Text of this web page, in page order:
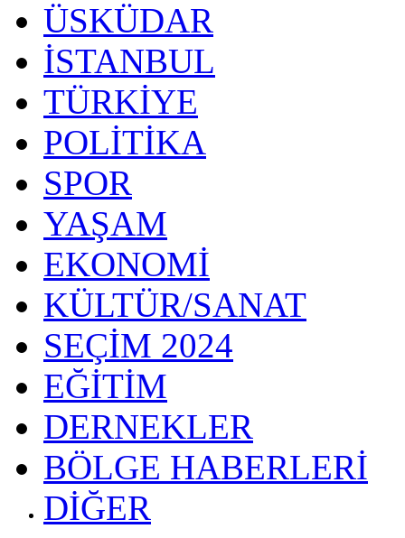
ÜSKÜDAR
İSTANBUL
TÜRKİYE
POLİTİKA
SPOR
YAŞAM
EKONOMİ
KÜLTÜR/SANAT
SEÇİM 2024
EĞİTİM
DERNEKLER
BÖLGE HABERLERİ
DİĞER